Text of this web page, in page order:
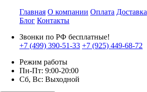
Главная О компании Оплата Доставка
Блог Контакты
Звонки по РФ бесплатные!
+7 (499) 390-51-33 +7 (925) 449-68-72
Режим работы
Пн-Пт: 9:00-20:00
Сб, Вс: Выходной